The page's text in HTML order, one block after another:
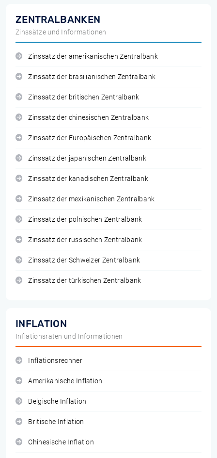
ZENTRALBANKEN
Zinssätze und Informationen
Zinssatz der amerikanischen Zentralbank
Zinssatz der brasilianischen Zentralbank
Zinssatz der britischen Zentralbank
Zinssatz der chinesischen Zentralbank
Zinssatz der Europäischen Zentralbank
Zinssatz der japanischen Zentralbank
Zinssatz der kanadischen Zentralbank
Zinssatz der mexikanischen Zentralbank
Zinssatz der polnischen Zentralbank
Zinssatz der russischen Zentralbank
Zinssatz der Schweizer Zentralbank
Zinssatz der türkischen Zentralbank
INFLATION
Inflationsraten und Informationen
Inflationsrechner
Amerikanische Inflation
Belgische Inflation
Britische Inflation
Chinesische Inflation